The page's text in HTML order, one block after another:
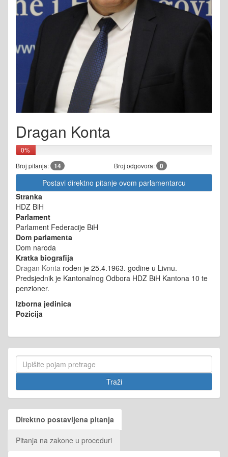
Dragan Konta
0%
Broj pitanja: 14 Broj odgovora: 0
Postavi direktno pitanje ovom parlamentarcu
Stranka
HDZ BiH
Parlament
Parlament Federacije BiH
Dom parlamenta
Dom naroda
Kratka biografija
Dragan Konta rođen je 25.4.1963. godine u Livnu.
Predsjednik je Kantonalnog Odbora HDZ BiH Kantona 10 te
penzioner.
Izborna jedinica
Pozicija
Direktno postavljena pitanja
Pitanja na zakone u proceduri